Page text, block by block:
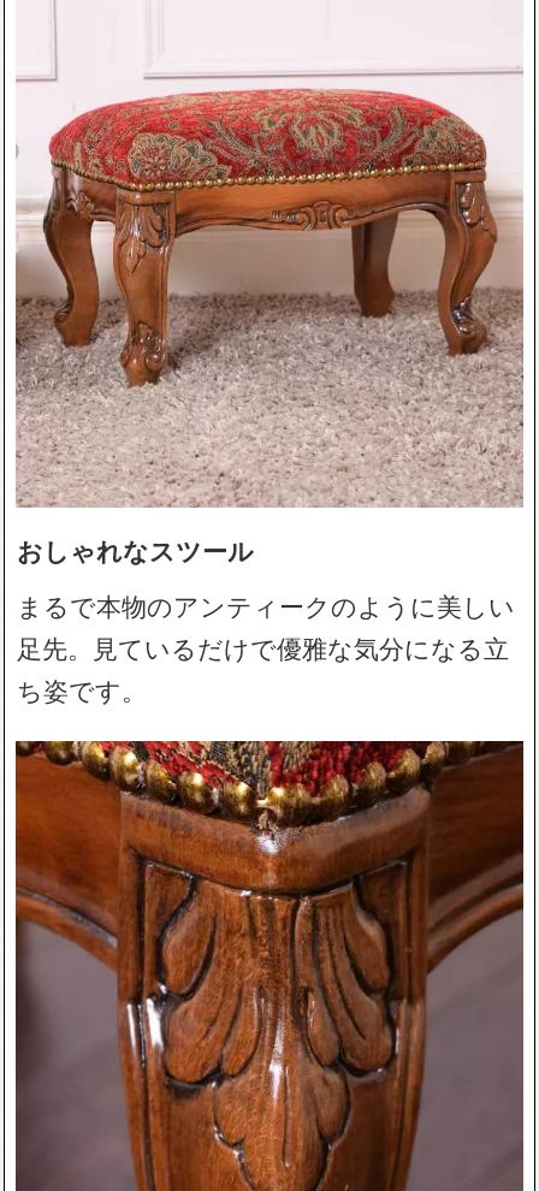
おしゃれなスツール
まるで本物のアンティークのように美しい
足先。見ているだけで優雅な気分になる立
ち姿です。